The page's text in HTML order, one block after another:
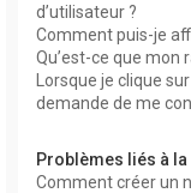
d’utilisateur ?
Comment puis-je
Qu’est-ce que mon
Lorsque je clique
demande de me
Problèmes liés à
Comment créer un